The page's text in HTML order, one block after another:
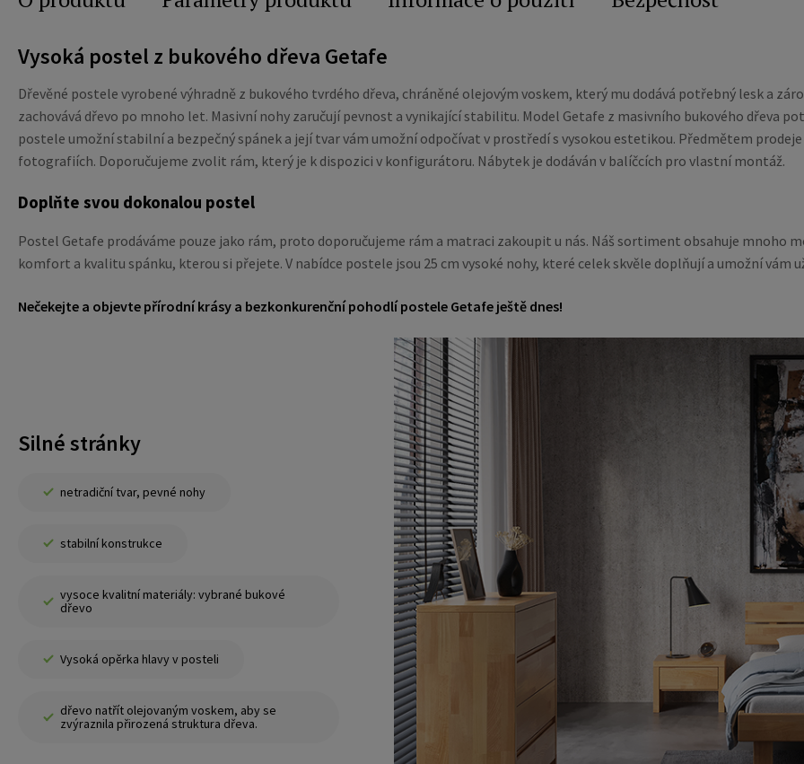
Vysoká postel z bukového dřeva Getafe
Dřevěné postele vyrobené výhradně z bukového tvrdého dřeva, chráněné olejovým voskem, který mu dodává potřebný lesk a
zachovává dřevo po mnoho let. Masivní nohy zaručují pevnost a vynikající stabilitu. Model Getafe z masivního bukového dřeva
postele umožní stabilní a bezpečný spánek a její tvar vám umožní odpočívat v prostředí s vysokou estetikou. Předmětem
fotografiích. Doporučujeme zvolit rám, který je k dispozici v konfigurátoru. Nábytek je dodáván v balíčcích pro vlastní montáž.
Doplňte svou dokonalou postel
Postel Getafe prodáváme pouze jako rám, proto doporučujeme rám a matraci zakoupit u nás. Náš sortiment obsahuje mnoho
komfort a kvalitu spánku, kterou si přejete. V nabídce postele jsou 25 cm vysoké nohy, které celek skvěle doplňují a umožní
Nečekejte a objevte přírodní krásy a bezkonkurenční pohodlí postele Getafe ještě dnes!
Silné stránky
netradiční tvar, pevné nohy
stabilní konstrukce
vysoce kvalitní materiály: vybrané bukové
dřevo
Vysoká opěrka hlavy v posteli
dřevo natřít olejovaným voskem, aby se
zvýraznila přirozená struktura dřeva.